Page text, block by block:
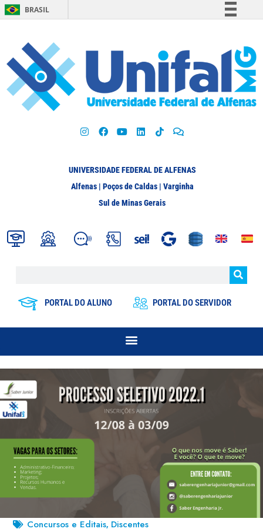
BRASIL
Participe
Acesso à informação
Legislação
UNIVERSIDADE FEDERAL DE ALFENAS
Alfenas | Poços de Caldas | Varginha
Sul de Minas Gerais
PORTAL DO ALUNO PORTAL DO SERVIDOR
Concursos e Editais, Discentes